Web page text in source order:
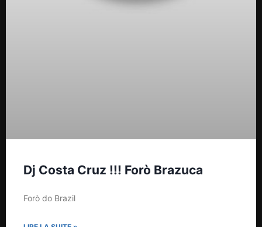
Dj Costa Cruz !!! Forò Brazuca
Forò do Brazil